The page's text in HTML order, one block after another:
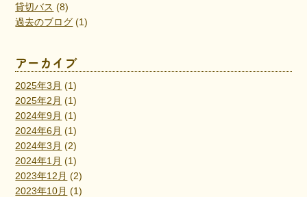
貸切バス (8)
過去のブログ (1)
アーカイブ
2025年3月 (1)
2025年2月 (1)
2024年9月 (1)
2024年6月 (1)
2024年3月 (2)
2024年1月 (1)
2023年12月 (2)
2023年10月 (1)